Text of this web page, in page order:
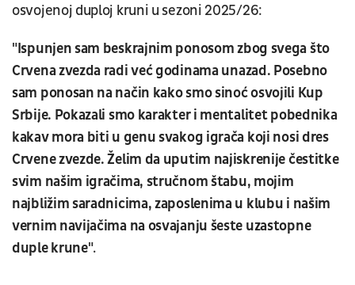
osvojenoj duploj kruni u sezoni 2025/26:
"Ispunjen sam beskrajnim ponosom zbog svega što
Crvena zvezda radi već godinama unazad. Posebno
sam ponosan na način kako smo sinoć osvojili Kup
Srbije. Pokazali smo karakter i mentalitet pobednika
kakav mora biti u genu svakog igrača koji nosi dres
Crvene zvezde. Želim da uputim najiskrenije čestitke
svim našim igračima, stručnom štabu, mojim
najbližim saradnicima, zaposlenima u klubu i našim
vernim navijačima na osvajanju šeste uzastopne
duple krune".